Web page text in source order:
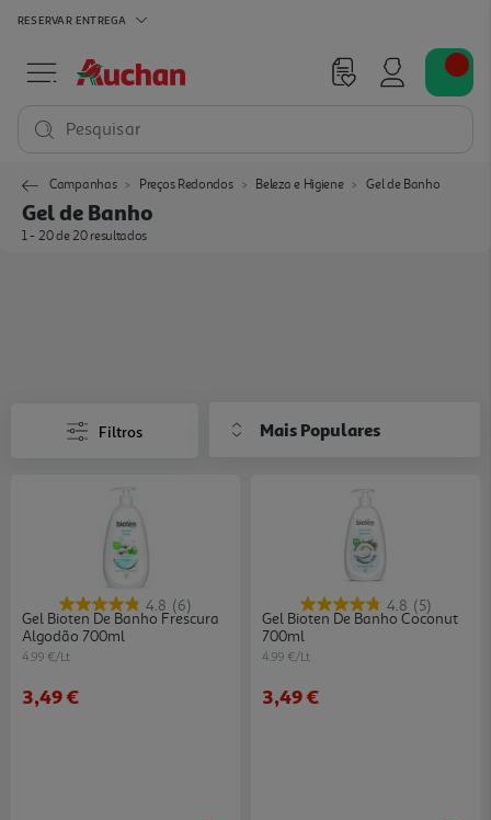
RESERVAR ENTREGA
Pesquisar
Campanhas Preços Redondos Beleza e Higiene Gel de Banho
Gel de Banho
1 - 20 de 20 resultados
Filtros Mais Populares
4.8 (6)
Gel Bioten De Banho Frescura
Algodão 700ml
4.99 €/Lt
3,49 €
4.8 (5)
Gel Bioten De Banho Coconut
700ml
4.99 €/Lt
3,49 €